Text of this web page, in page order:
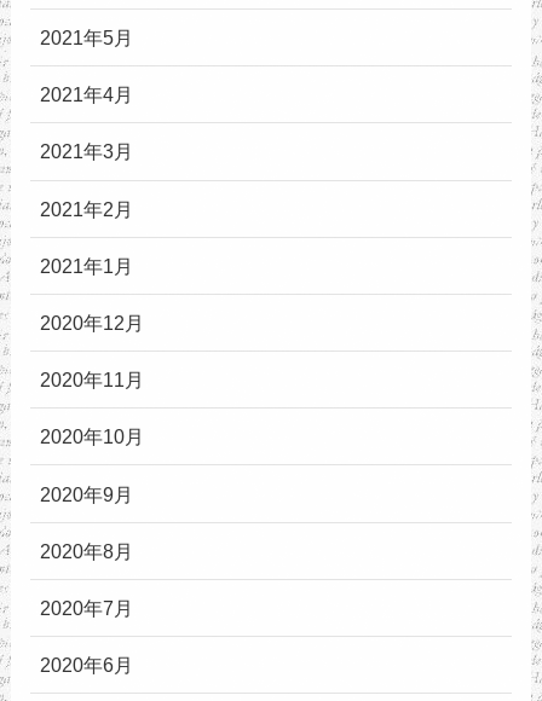
2021年5月
2021年4月
2021年3月
2021年2月
2021年1月
2020年12月
2020年11月
2020年10月
2020年9月
2020年8月
2020年7月
2020年6月